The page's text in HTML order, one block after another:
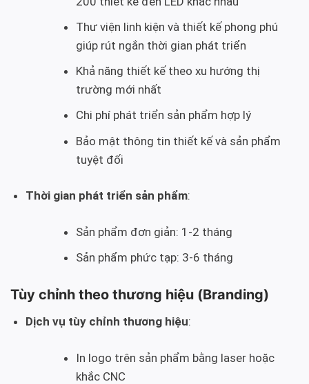
Thư viện linh kiện và thiết kế phong phú
giúp rút ngắn thời gian phát triển
Khả năng thiết kế theo xu hướng thị
trường mới nhất
Chi phí phát triển sản phẩm hợp lý
Bảo mật thông tin thiết kế và sản phẩm
tuyệt đối
Thời gian phát triển sản phẩm:
Sản phẩm đơn giản: 1-2 tháng
Sản phẩm phức tạp: 3-6 tháng
Tùy chỉnh theo thương hiệu (Branding)
Dịch vụ tùy chỉnh thương hiệu:
In logo trên sản phẩm bằng laser hoặc
khắc CNC